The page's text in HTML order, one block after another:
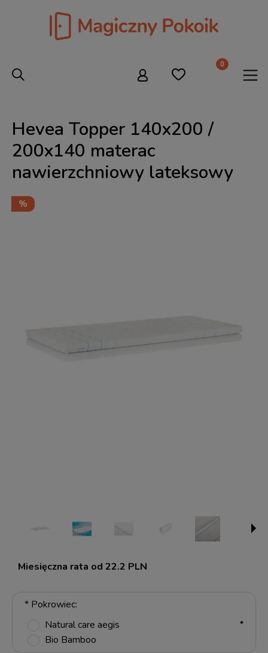
Hevea Topper 140x200 /
200x140 materac
nawierzchniowy lateksowy
Miesięczna rata od 22.2 PLN
* Pokrowiec:
Natural care aegis
Bio Bamboo